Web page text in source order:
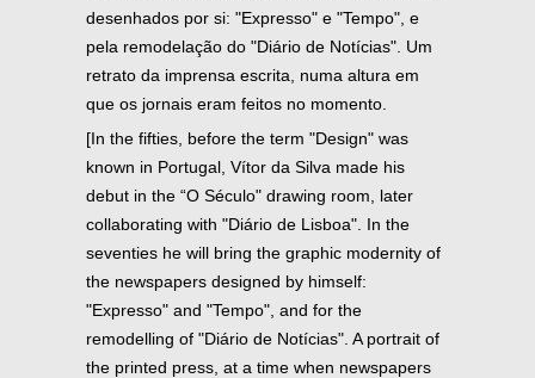
desenhados por si: "Expresso" e "Tempo", e
pela remodelação do "Diário de Notícias". Um
retrato da imprensa escrita, numa altura em
que os jornais eram feitos no momento.
[In the fifties, before the term "Design" was
known in Portugal, Vítor da Silva made his
debut in the “O Século" drawing room, later
collaborating with "Diário de Lisboa". In the
seventies he will bring the graphic modernity of
the newspapers designed by himself:
"Expresso" and "Tempo", and for the
remodelling of "Diário de Notícias". A portrait of
the printed press, at a time when newspapers